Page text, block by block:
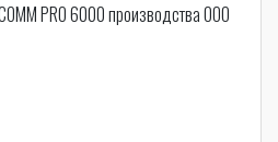
PRO 6000 производства ООО